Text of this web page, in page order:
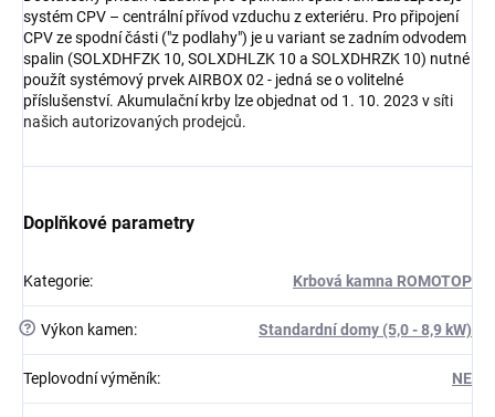
systém CPV – centrální přívod vzduchu z exteriéru. Pro připojení
CPV ze spodní části ("z podlahy") je u variant se zadním odvodem
spalin (SOLXDHFZK 10, SOLXDHLZK 10 a SOLXDHRZK 10) nutné
použít systémový prvek AIRBOX 02 - jedná se o volitelné
příslušenství. Akumulační krby lze objednat od 1. 10. 2023 vsíti
našich autorizovaných prodejců.
Doplňkové parametry
Kategorie: Krbová kamna ROMOTOP
? Výkon kamen: Standardní domy (5,0 - 8,9 kW)
Teplovodní výměník: NE